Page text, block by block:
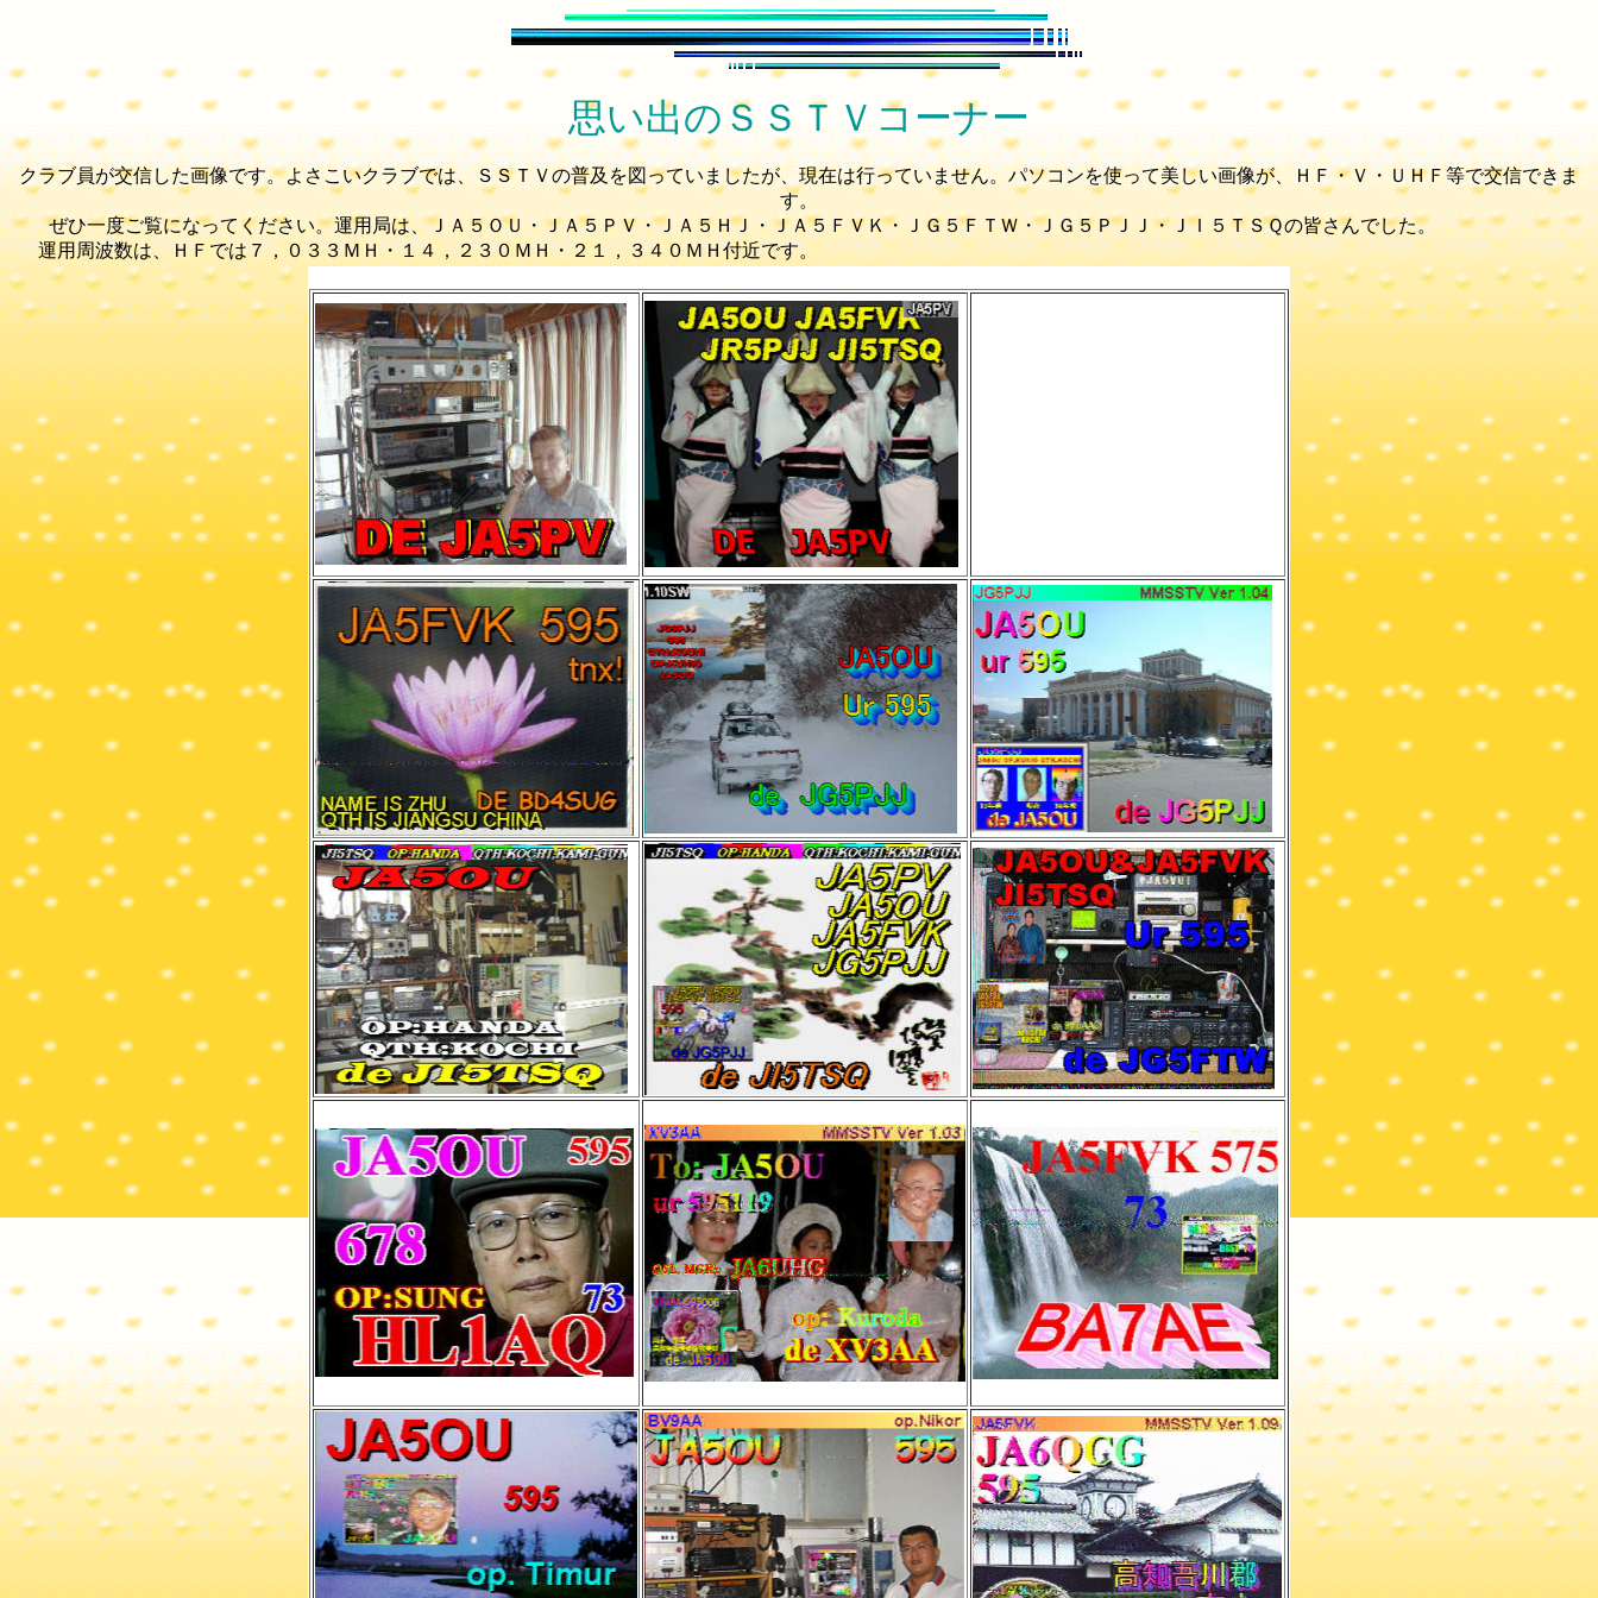
思い出のＳＳＴＶコーナー
クラブ員が交信した画像です。よさこいクラブでは、ＳＳＴＶの普及を図っていましたが、現在は行っていません。パソコンを使って美しい画像が、ＨＦ・Ｖ・ＵＨＦ等で交信できま
す。
ぜひ一度ご覧になってください。運用局は、ＪＡ５ＯＵ・ＪＡ５ＰＶ・ＪＡ５ＨＪ・ＪＡ５ＦＶＫ・ＪＧ５ＦＴＷ・ＪＧ５ＰＪＪ・ＪＩ５ＴＳＱの皆さんでした。
運用周波数は、ＨＦでは７，０３３ＭＨ・１４，２３０ＭＨ・２１，３４０ＭＨ付近です。